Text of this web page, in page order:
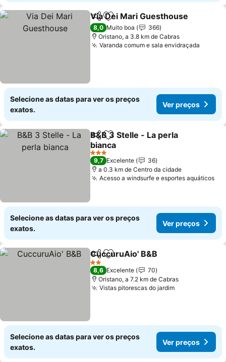
PartilharAdicionar aos favoritos
Via Dei Mari Guesthouse
8,0 Muito boa
366
Oristano, a 3.8 km de Cabras
Varanda comum e sala envidraçada
Selecione as datas para ver os preços
exatos.
Ver preços
PartilharAdicionar aos favoritos
B&B 3 Stelle - La perla
bianca
3 Estrelas
9,7 Excelente
36
a 0.3 km de Centro da cidade
Acesso a windsurfe e esportes aquáticos
Selecione as datas para ver os preços
exatos.
Ver preços
PartilharAdicionar aos favoritos
CuccuruAio' B&B
2 Estrelas
8,6 Excelente
70
Oristano, a 7.2 km de Cabras
Vistas pitorescas do jardim
Selecione as datas para ver os preços
exatos.
Ver preços